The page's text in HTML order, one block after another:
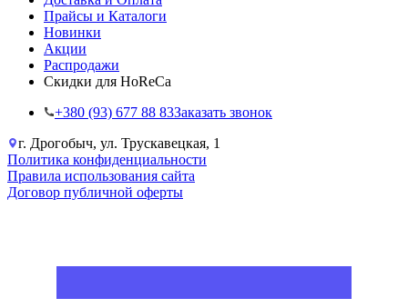
Прайсы и Каталоги
Новинки
Акции
Распродажи
Скидки для HoReCa
+38‎0 (93) 677 88 83Заказать звонок
г. Дрогобыч, ул. Трускавецкая, 1
Политика конфиденциальности
Правила использования сайта
Договор публичной оферты